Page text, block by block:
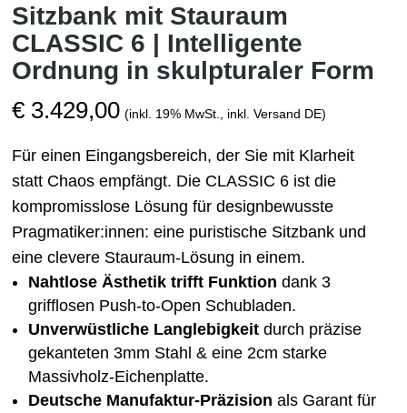
Sitzbank mit Stauraum
CLASSIC 6 | Intelligente
Ordnung in skulpturaler Form
€ 3.429,00 (inkl. 19% MwSt., inkl. Versand DE)
Für einen Eingangsbereich, der Sie mit Klarheit
statt Chaos empfängt. Die CLASSIC 6 ist die
kompromisslose Lösung für designbewusste
Pragmatiker:innen: eine puristische Sitzbank und
eine clevere Stauraum-Lösung in einem.
Nahtlose Ästhetik trifft Funktion dank 3
grifflosen Push-to-Open Schubladen.
Unverwüstliche Langlebigkeit durch präzise
gekanteten 3mm Stahl & eine 2cm starke
Massivholz-Eichenplatte.
Deutsche Manufaktur-Präzision als Garant für